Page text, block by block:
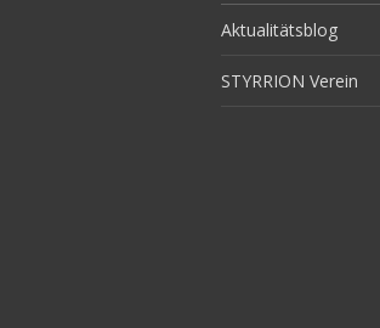
Aktualitätsblog
STYRRION Verein